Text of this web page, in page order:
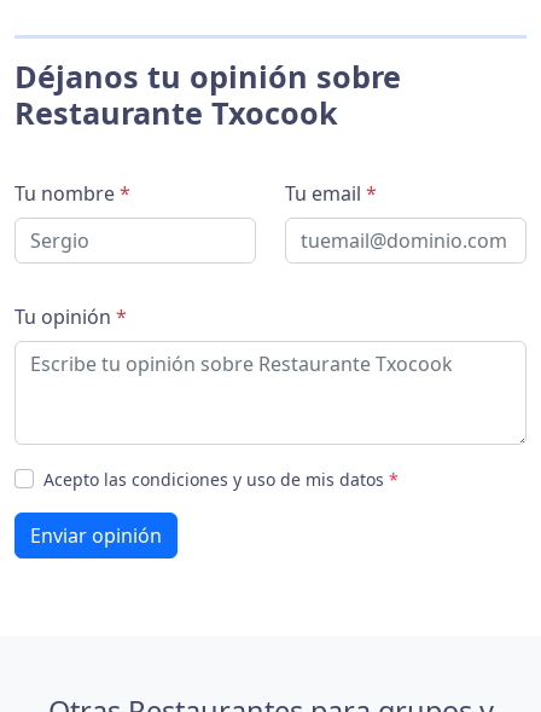
Déjanos tu opinión sobre
Restaurante Txocook
Tu nombre* Tu email *
Tu opinión *
Acepto las condiciones y uso de mis datos *
Enviar opinión